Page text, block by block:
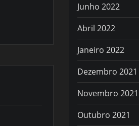
Junho 2022
Abril 2022
Janeiro 2022
Dezembro 2021
Novembro 2021
Outubro 2021